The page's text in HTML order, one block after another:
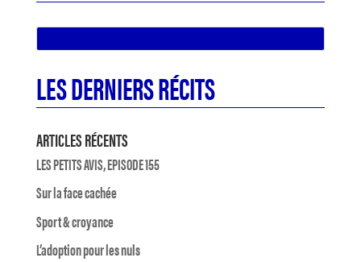
LES DERNIERS RÉCITS
ARTICLES RÉCENTS
LES PETITS AVIS, EPISODE 155
Sur la face cachée
Sport & croyance
L’adoption pour les nuls